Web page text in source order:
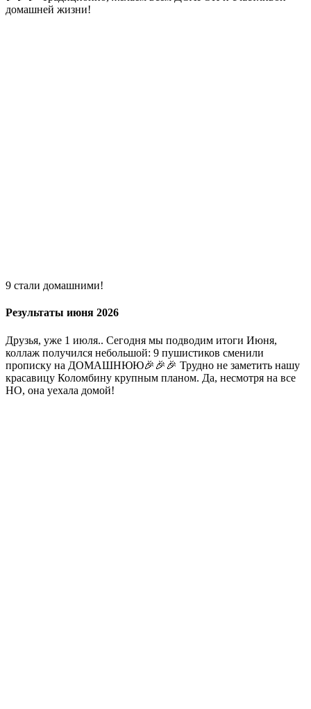
домашней жизни!
9 стали домашними!
Результаты июня 2026
Друзья, уже 1 июля.. Сегодня мы подводим итоги Июня,
коллаж получился небольшой: 9 пушистиков сменили
прописку на ДОМАШНЮЮ🎉🎉🎉 Трудно не заметить нашу
красавицу Коломбину крупным планом. Да, несмотря на все
НО, она уехала домой!